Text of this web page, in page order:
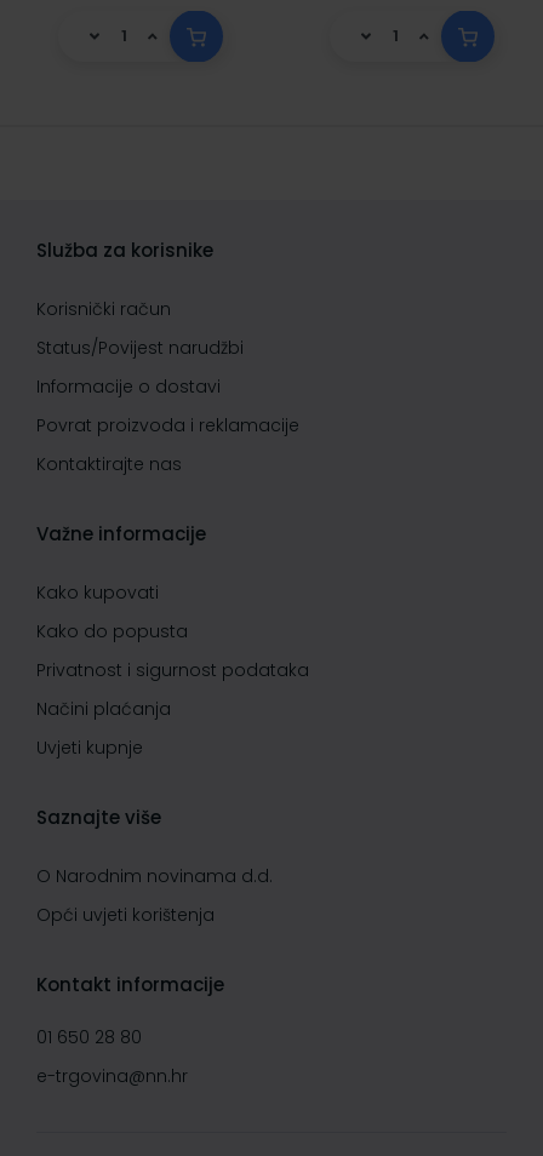
Služba za korisnike
Korisnički račun
Status/Povijest narudžbi
Informacije o dostavi
Povrat proizvoda i reklamacije
Kontaktirajte nas
Važne informacije
Kako kupovati
Kako do popusta
Privatnost i sigurnost podataka
Načini plaćanja
Uvjeti kupnje
Saznajte više
O Narodnim novinama d.d.
Opći uvjeti korištenja
Kontakt informacije
01 650 28 80
e-trgovina@nn.hr